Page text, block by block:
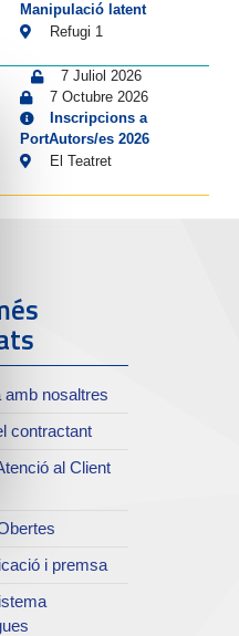
Manipulació latent
Refugi 1
7 Juliol 2026
7 Octubre 2026
Inscripcions a
PortAutors/es 2026
El Teatret
amb nosaltres
contractant
al Client
i premsa